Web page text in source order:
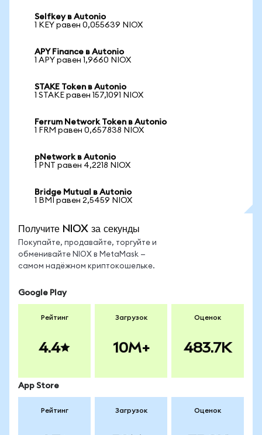
Selfkey в Autonio
1 KEY равен 0,055639 NIOX
APY Finance в Autonio
1 APY равен 1,9660 NIOX
STAKE Token в Autonio
1 STAKE равен 157,1091 NIOX
Ferrum Network Token в Autonio
1 FRM равен 0,657838 NIOX
pNetwork в Autonio
1 PNT равен 4,2218 NIOX
Bridge Mutual в Autonio
1 BMI равен 2,5459 NIOX
Получите NIOX за секунды
Покупайте, продавайте, торгуйте и
обменивайте NIOX в MetaMask —
самом надёжном криптокошельке.
Google Play
Рейтинг
4.4
Загрузок
10M+
Оценок
483.7K
App Store
Рейтинг Загрузок Оценок